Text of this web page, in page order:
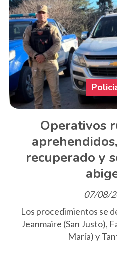
Operativos
recuperado y
07/08/
Los procedimientos se
Jeanmaire (San Justo),
María) y